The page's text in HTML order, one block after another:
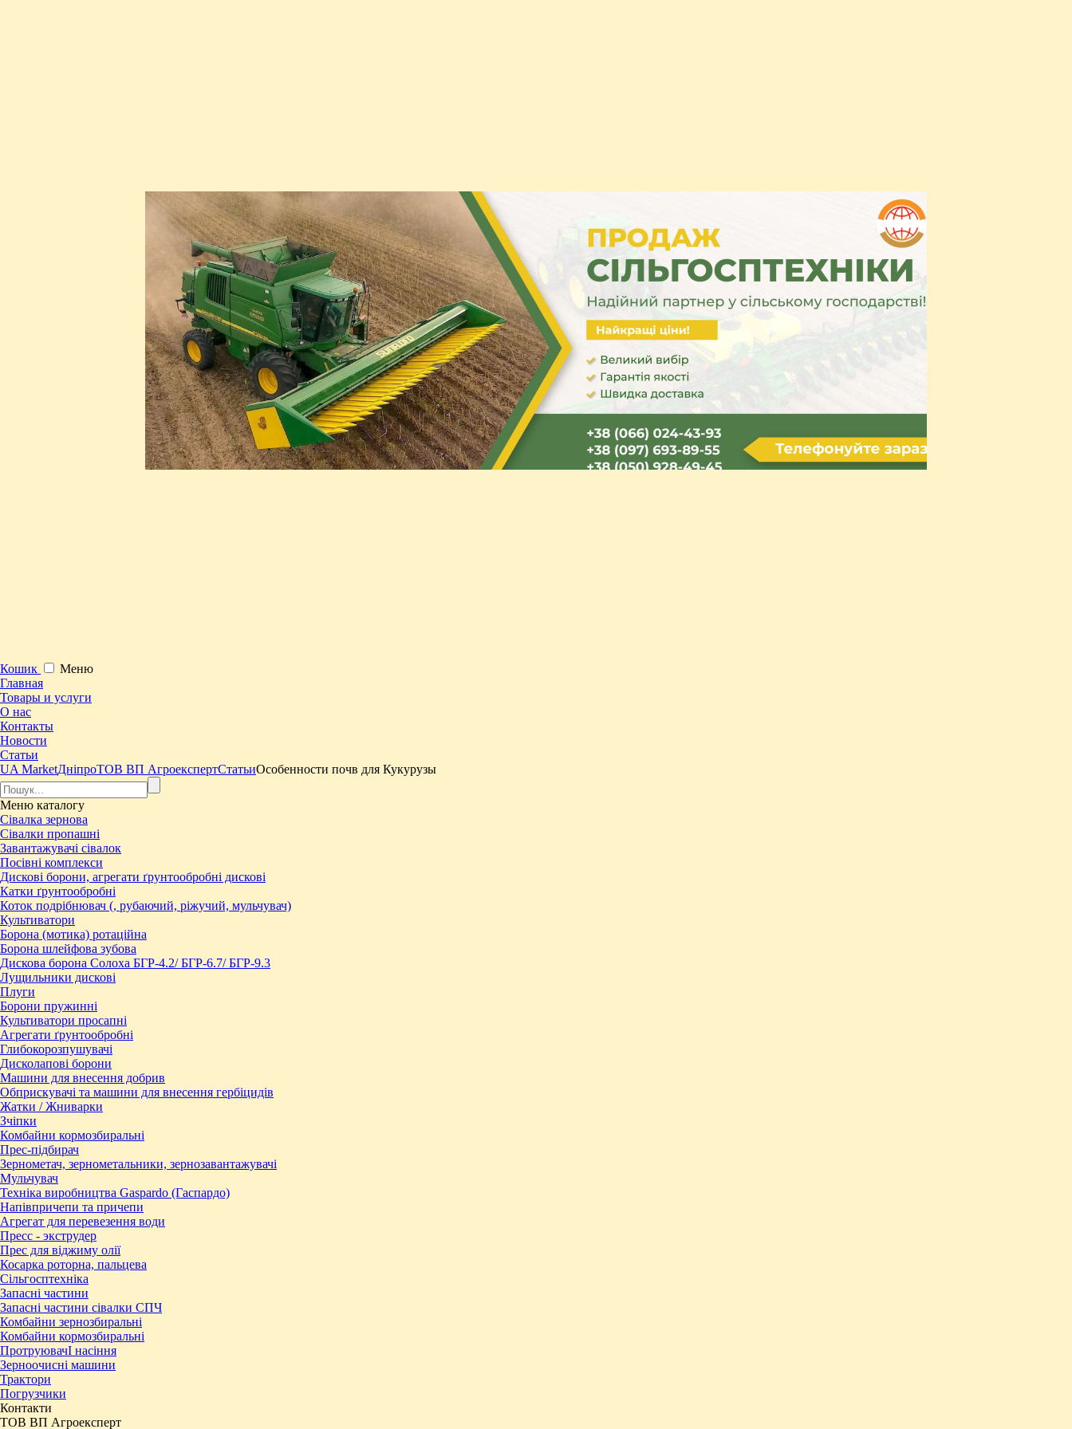
Кошик
Меню
Главная
Товары и услуги
О нас
Контакты
Новости
Статьи
UA MarketДніпроТОВ ВП АгроекспертСтатьиОсобенности почв для Кукурузы
Меню каталогу
Сівалка зернова
Сівалки пропашні
Завантажувачі сівалок
Посівні комплекси
Дискові борони, агрегати ґрунтообробні дискові
Катки ґрунтообробні
Коток подрібнювач (, рубаючий, ріжучий, мульчувач)
Культиватори
Борона (мотика) ротаційна
Борона шлейфова зубова
Дискова борона Солоха БГР-4.2/ БГР-6.7/ БГР-9.3
Лущильники дискові
Плуги
Борони пружинні
Культиватори просапні
Агрегати ґрунтообробні
Глибокорозпушувачі
Дисколапові борони
Машини для внесення добрив
Обприскувачі та машини для внесення гербіцидів
Жатки / Жниварки
Зчіпки
Комбайни кормозбиральні
Прес-підбирач
Зернометач, зернометальники, зернозавантажувачі
Мульчувач
Техніка виробництва Gaspardo (Гаспардо)
Напівпричепи та причепи
Агрегат для перевезення води
Пресc - экструдер
Прес для віджиму олії
Косарка роторна, пальцева
Сільгосптехніка
Запасні частини
Запасні частини сівалки СПЧ
Комбайни зернозбиральні
Комбайни кормозбиральні
ПротруювачІ насіння
Зерноочисні машини
Трактори
Погрузчики
Контакти
ТОВ ВП Агроексперт